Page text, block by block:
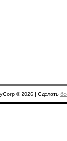
© 2026| Сделать